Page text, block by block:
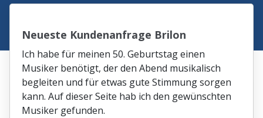
Neueste Kundenanfrage Brilon
Ich habe für meinen 50. Geburtstag einen
Musiker benötigt, der den Abend musikalisch
begleiten und für etwas gute Stimmung sorgen
kann. Auf dieser Seite hab ich den gewünschten
Musiker gefunden.